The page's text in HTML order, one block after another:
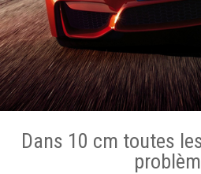
Dans 10 cm toutes